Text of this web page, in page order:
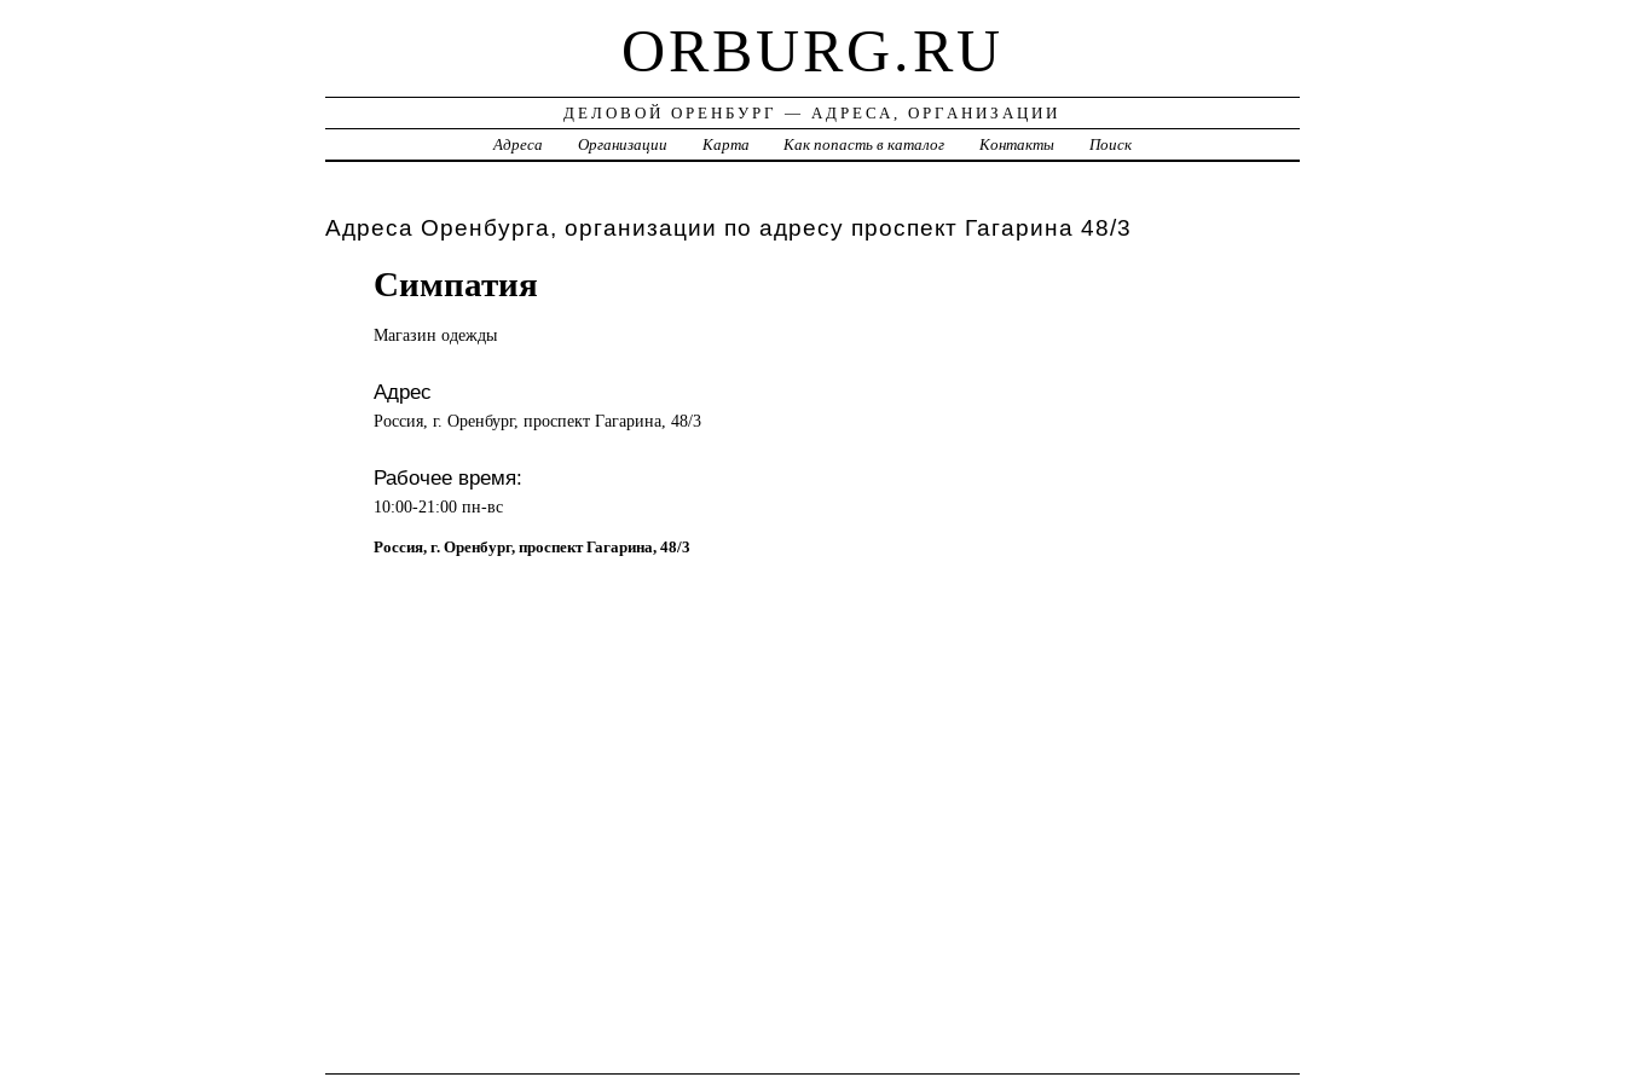
ORBURG.RU
ДЕЛОВОЙ ОРЕНБУРГ — АДРЕСА, ОРГАНИЗАЦИИ
Адреса
Организации Карта Как попасть в каталог Контакты Поиск
Адреса Оренбурга, организации по адресу проспект Гагарина 48/3
Симпатия
Магазин одежды
Адрес
Россия, г. Оренбург, проспект Гагарина, 48/3
Рабочее время:
10:00-21:00 пн-вс
Россия, г. Оренбург, проспект Гагарина, 48/3